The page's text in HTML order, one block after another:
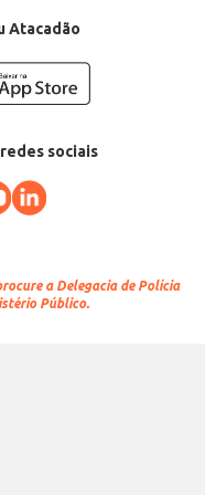
Atacadão
sociais
a Delegacia de Polícia
Público.